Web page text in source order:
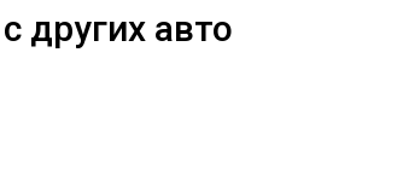
других авто